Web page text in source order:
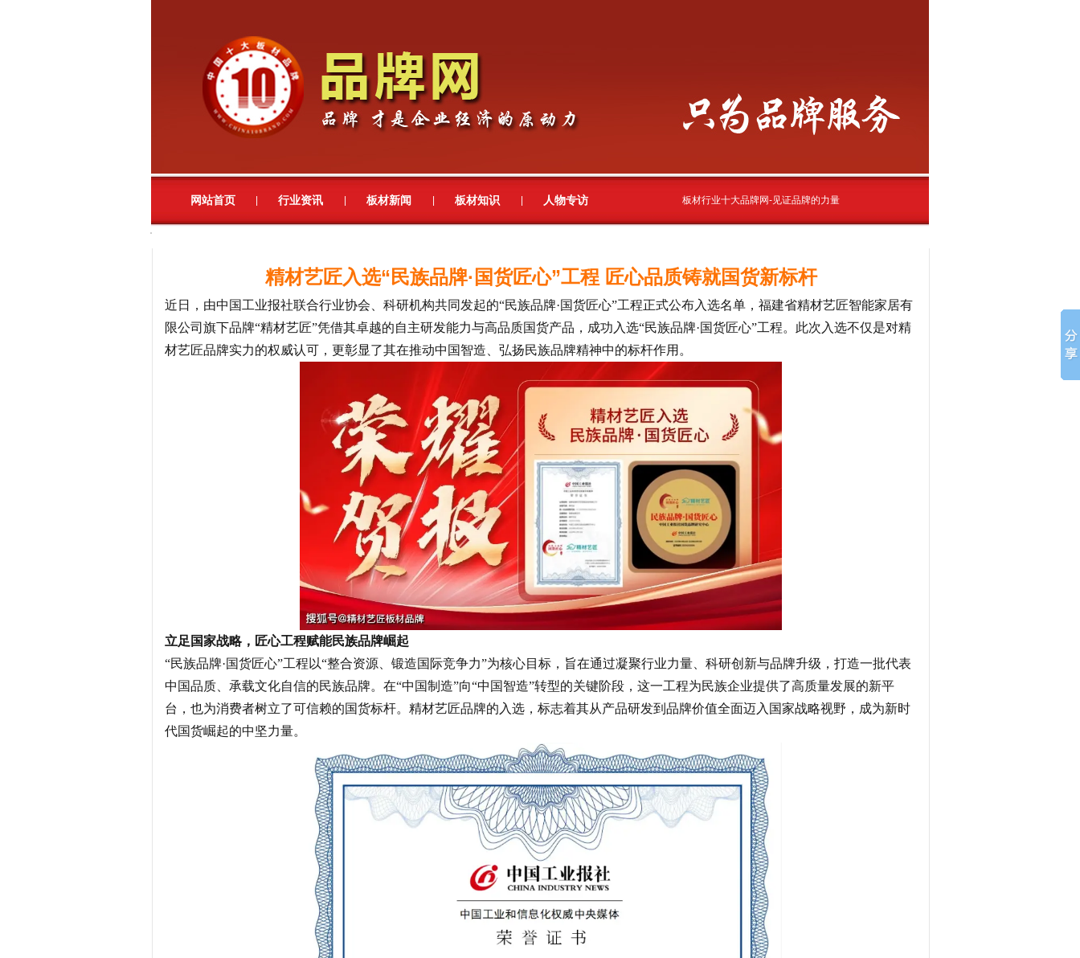
网站首页 行业资讯 板材新闻 板材知识 人物专访 板材行业十大品牌网-见证品牌的力量
精材艺匠入选“民族品牌·国货匠心”工程 匠心品质铸就国货新标杆
近日，由中国工业报社联合行业协会、科研机构共同发起的“民族品牌·国货匠心”工程正式公布入选名单，福建省精材艺匠智能家居有
限公司旗下品牌“精材艺匠”凭借其卓越的自主研发能力与高品质国货产品，成功入选“民族品牌·国货匠心”工程。此次入选不仅是对精
材艺匠品牌实力的权威认可，更彰显了其在推动中国智造、弘扬民族品牌精神中的标杆作用。
立足国家战略，匠心工程赋能民族品牌崛起
“民族品牌·国货匠心”工程以“整合资源、锻造国际竞争力”为核心目标，旨在通过凝聚行业力量、科研创新与品牌升级，打造一批代表
中国品质、承载文化自信的民族品牌。在“中国制造”向“中国智造”转型的关键阶段，这一工程为民族企业提供了高质量发展的新平
台，也为消费者树立了可信赖的国货标杆。精材艺匠品牌的入选，标志着其从产品研发到品牌价值全面迈入国家战略视野，成为新时
代国货崛起的中坚力量。